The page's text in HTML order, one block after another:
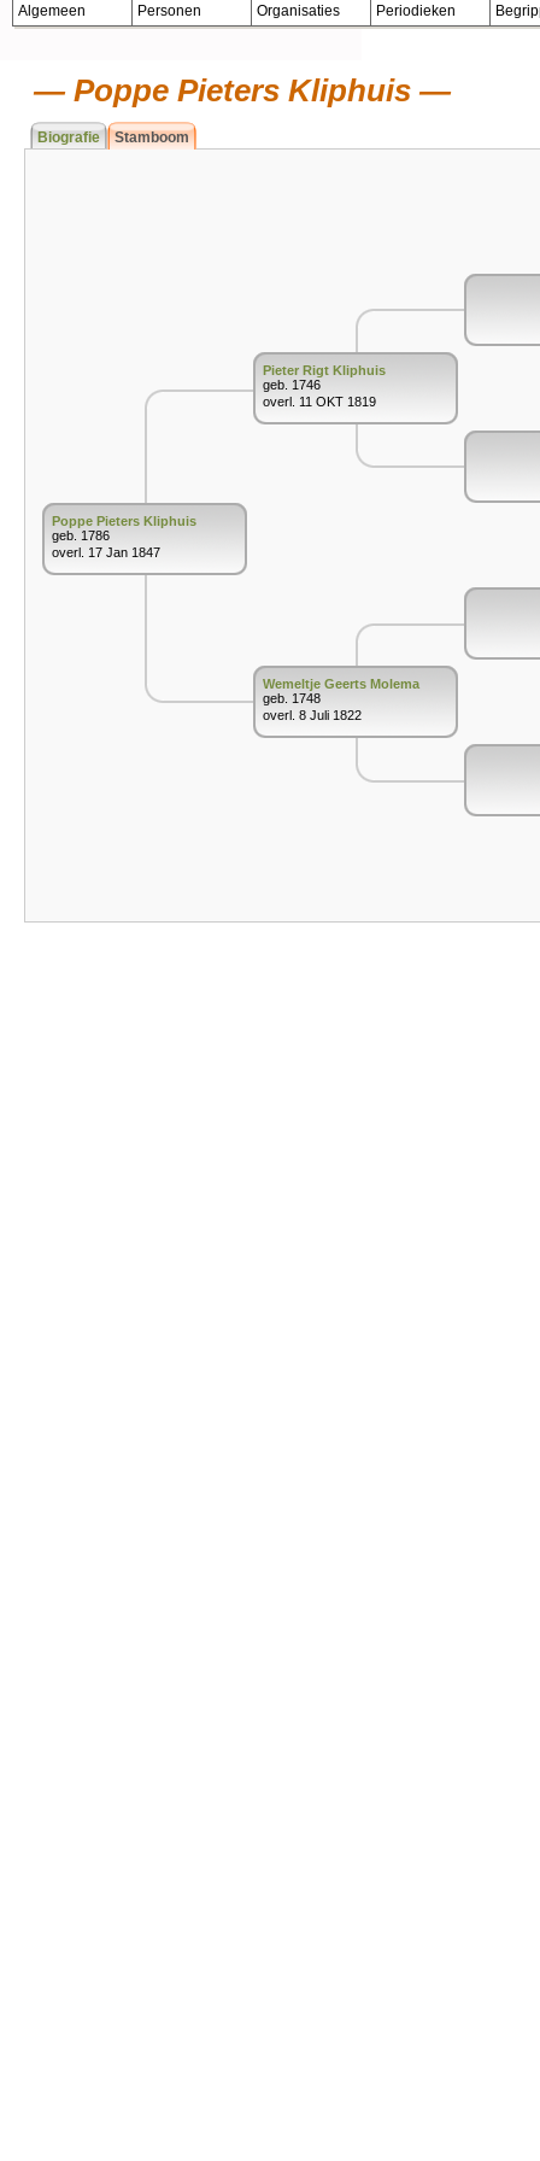
Algemeen Personen Organisaties Periodieken
Poppe Pieters Kliphuis
Biografie Stamboom
Poppe Pieters Kliphuis
geb. 1786
overl. 17 Jan 1847
Pieter Rigt Kliphuis
geb. 1746
overl. 11 OKT 1819
Wemeltje Geerts Molema
geb. 1748
overl. 8 Juli 1822